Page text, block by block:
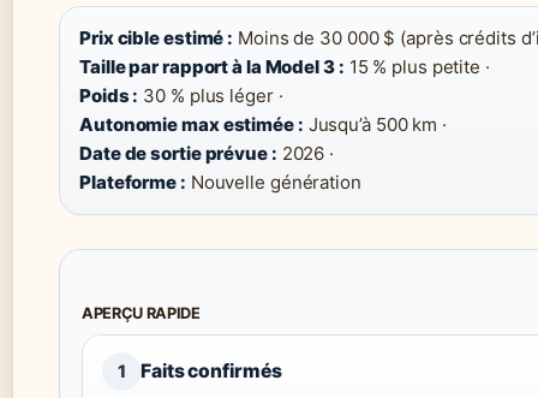
Prix cible estimé : Moins de 30 000 $ (après crédits
Taille par rapport à la Model 3 : 15 % plus petite ·
Poids : 30 % plus léger ·
Autonomie max estimée : Jusqu’à 500 km ·
Date de sortie prévue : 2026 ·
Plateforme : Nouvelle génération
APERÇU RAPIDE
1 Faits confirmés